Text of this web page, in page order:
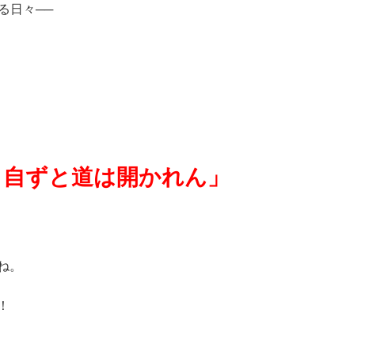
日々──
ずと道は開かれん」
。